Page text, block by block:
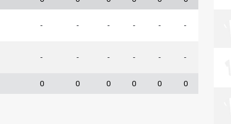
- - - - - -
- - - - - -
0 0 0 0 0 0